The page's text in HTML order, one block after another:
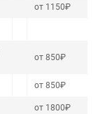
от 1150₽
от 850₽
от 850₽
от 1800₽